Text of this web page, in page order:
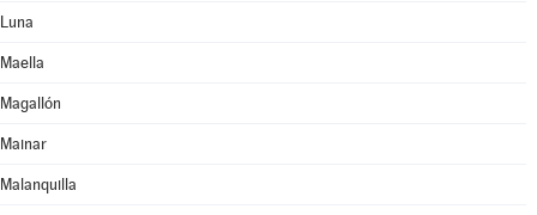
Luna
Maella
Magallón
Mainar
Malanquilla